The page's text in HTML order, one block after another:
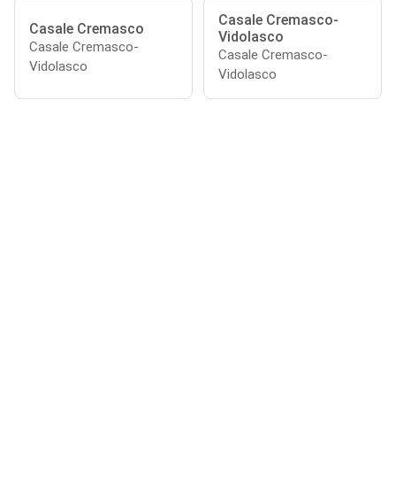
Casale Cremasco
Casale Cremasco-
Vidolasco
Casale Cremasco-
Vidolasco
Casale Cremasco-
Vidolasco